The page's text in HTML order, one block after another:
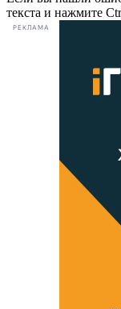
текста и нажмите
РЕКЛАМА